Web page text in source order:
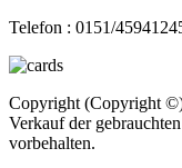
Telefon : 0151/
Copyright (Copyright
Verkauf der
vorbehalten.